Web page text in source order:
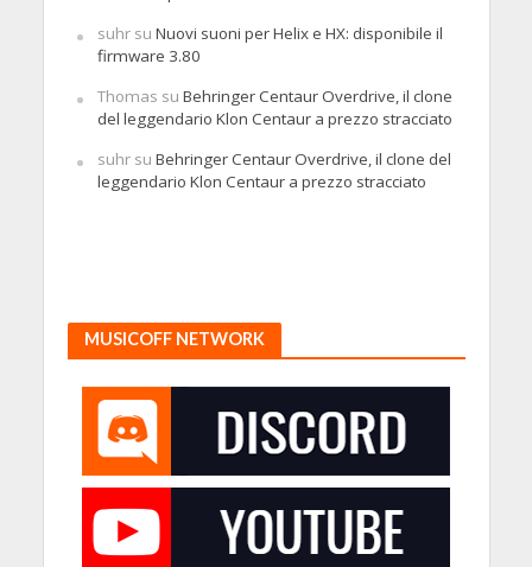
suhrsu Nuovi suoni per Helix e HX: disponibile il
firmware 3.80
Thomas su Behringer Centaur Overdrive, il clone
del leggendario Klon Centaur a prezzo stracciato
suhrsu Behringer Centaur Overdrive, il clone del
leggendario Klon Centaur a prezzo stracciato
MUSICOFF NETWORK